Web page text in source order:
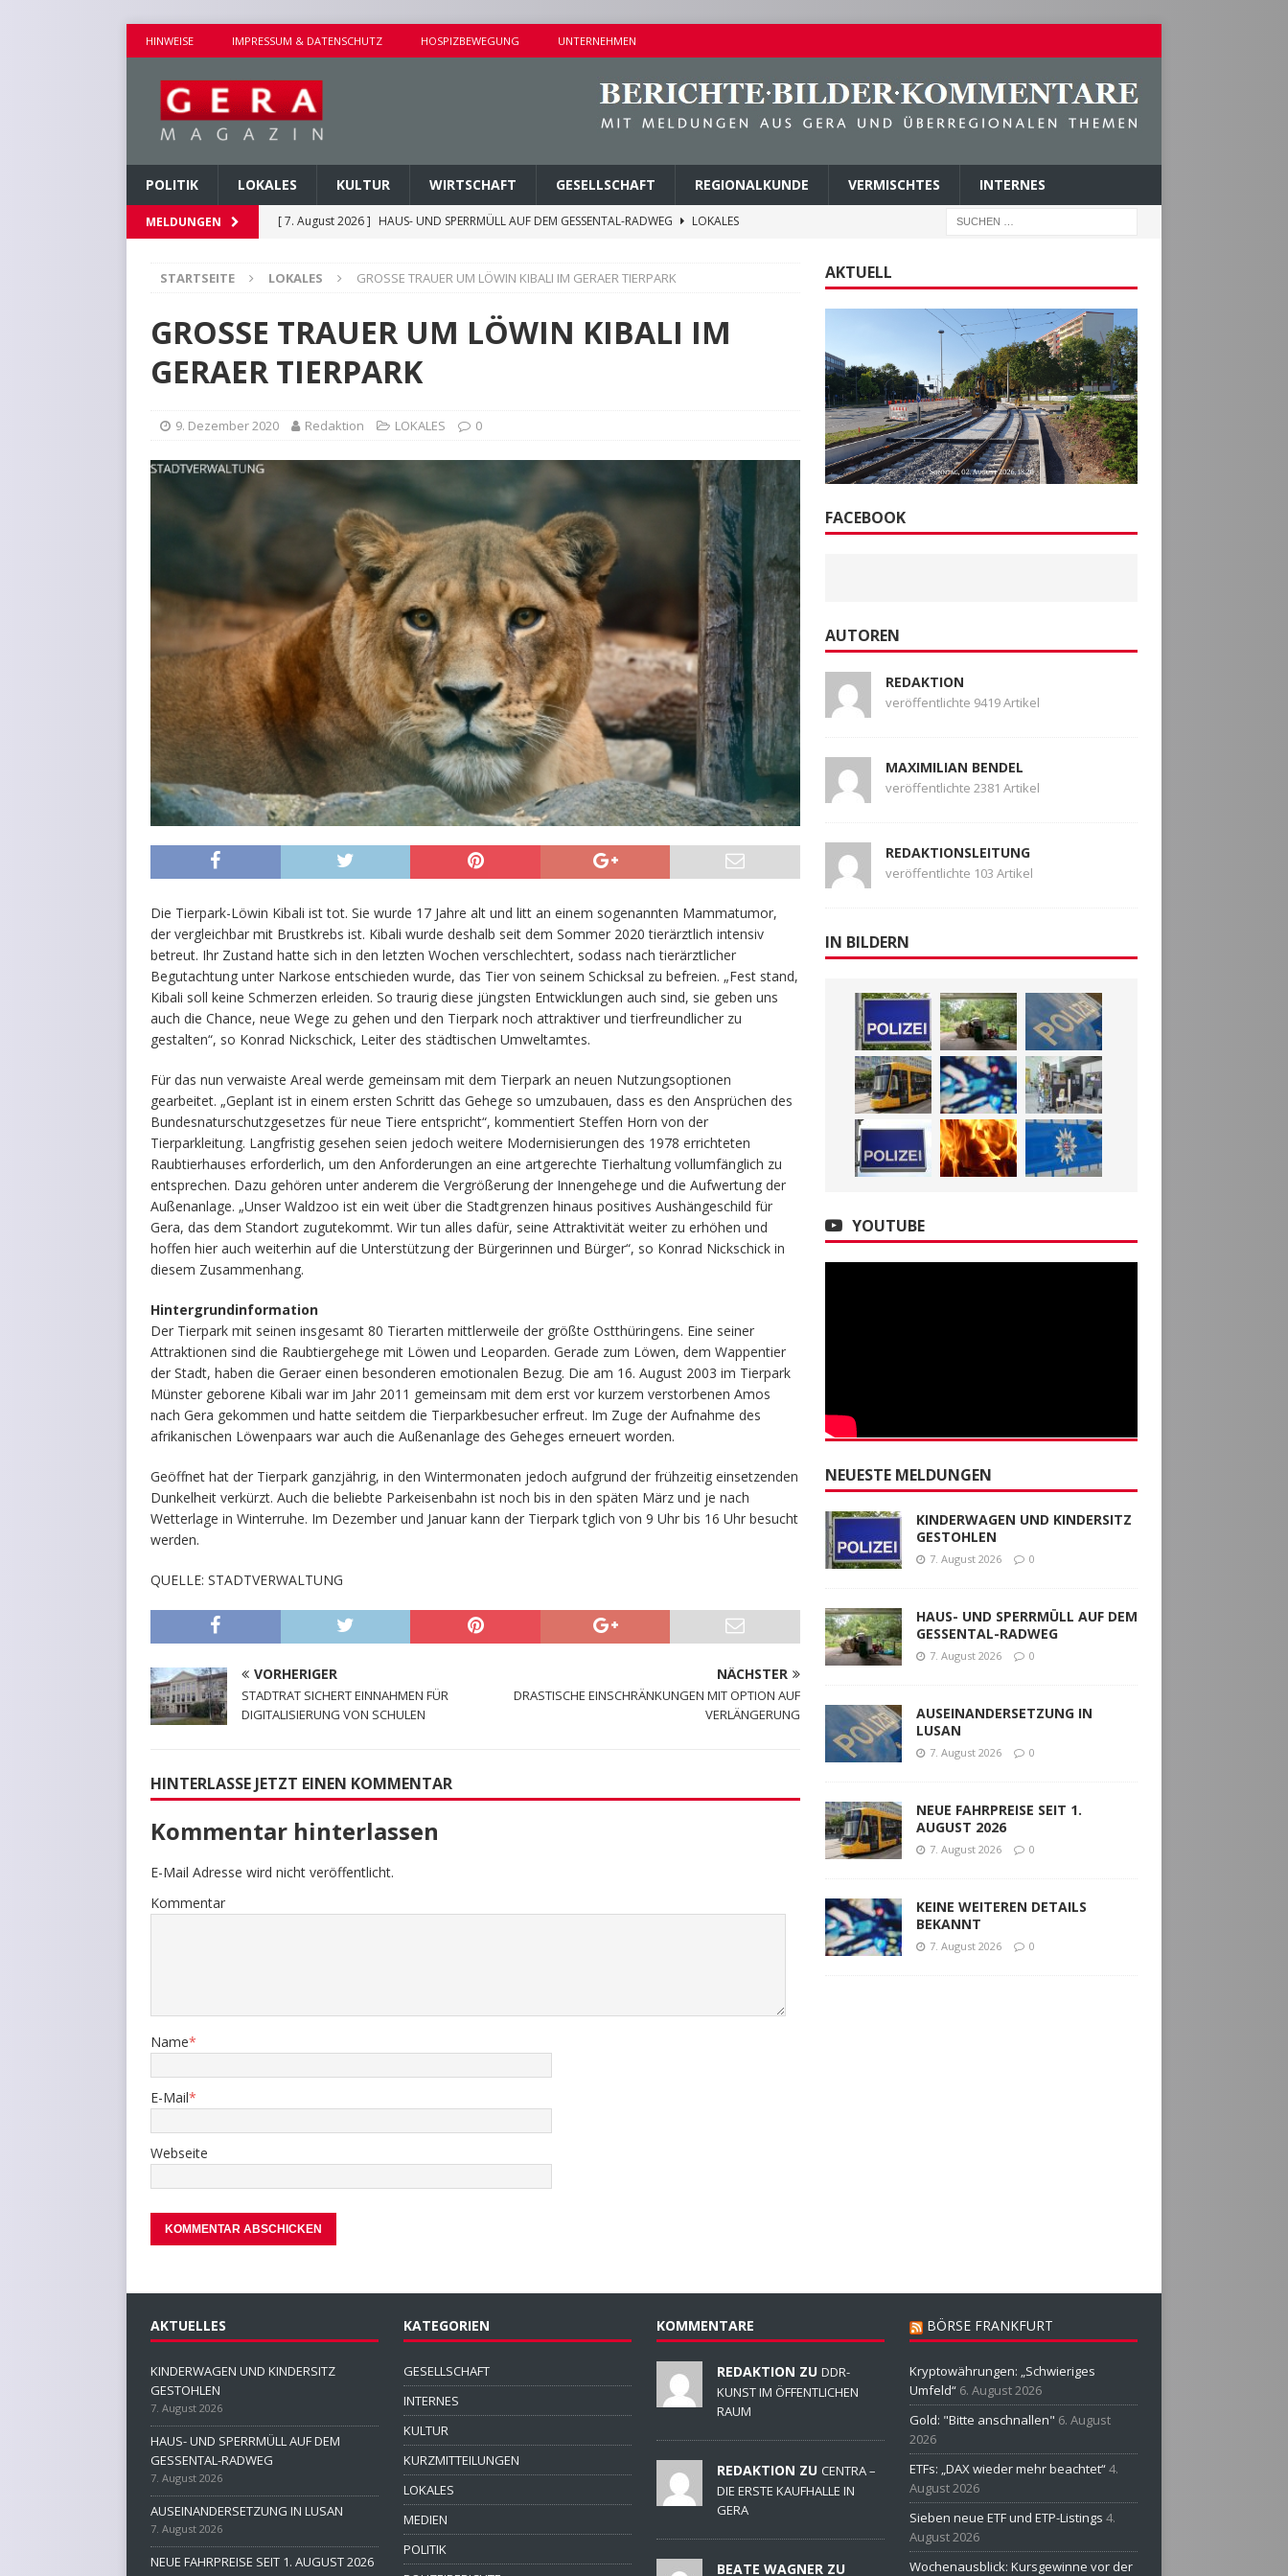
HINWEISE IMPRESSUM & DATENSCHUTZ HOSPIZBEWEGUNG UNTERNEHMEN
POLITIK LOKALES KULTUR WIRTSCHAFT GESELLSCHAFT REGIONALKUNDE VERMISCHTES INTERNES
MELDUNGEN [ 7. August 2026 ] HAUS- UND SPERRMÜLL AUF DEM GESSENTAL-RADWEG
LOKALES
[ 7. August 2026 ] NEUE FAHRPREISE SEIT 1. AUGUST 2026
LOKALES
[ 7. August 2026 ] KEINE WEITEREN DETAILS BEKANNT
VERMISCHTES
STARTSEITE LOKALES GROSSE TRAUER UM LÖWIN KIBALI IM GERAER TIERPARK
GROSSE TRAUER UM LÖWIN KIBALI IM
GERAER TIERPARK
9. Dezember 2020 Redaktion LOKALES 0
Die Tierpark-Löwin Kibali ist tot. Sie wurde 17 Jahre alt und litt an einem sogenannten Mammatumor,
der vergleichbar mit Brustkrebs ist. Kibali wurde deshalb seit dem Sommer 2020 tierärztlich intensiv
betreut. Ihr Zustand hatte sich in den letzten Wochen verschlechtert, sodass nach tierärztlicher
Begutachtung unter Narkose entschieden wurde, das Tier von seinem Schicksal zu befreien. „Fest stand,
Kibali soll keine Schmerzen erleiden. So traurig diese jüngsten Entwicklungen auch sind, sie geben uns
auch die Chance, neue Wege zu gehen und den Tierpark noch attraktiver und tierfreundlicher zu
gestalten“, so Konrad Nickschick, Leiter des städtischen Umweltamtes.
Für das nun verwaiste Areal werde gemeinsam mit dem Tierpark an neuen Nutzungsoptionen
gearbeitet. „Geplant ist in einem ersten Schritt das Gehege so umzubauen, dass es den Ansprüchen des
Bundesnaturschutzgesetzes für neue Tiere entspricht“, kommentiert Steffen Horn von der
Tierparkleitung. Langfristig gesehen seien jedoch weitere Modernisierungen des 1978 errichteten
Raubtierhauses erforderlich, um den Anforderungen an eine artgerechte Tierhaltung vollumfänglich zu
entsprechen. Dazu gehören unter anderem die Vergrößerung der Innengehege und die Aufwertung der
Außenanlage. „Unser Waldzoo ist ein weit über die Stadtgrenzen hinaus positives Aushängeschild für
Gera, das dem Standort zugutekommt. Wir tun alles dafür, seine Attraktivität weiter zu erhöhen und
hoffen hier auch weiterhin auf die Unterstützung der Bürgerinnen und Bürger“, so Konrad Nickschick in
diesem Zusammenhang.
Hintergrundinformation
Der Tierpark mit seinen insgesamt 80 Tierarten mittlerweile der größte Ostthüringens. Eine seiner
Attraktionen sind die Raubtiergehege mit Löwen und Leoparden. Gerade zum Löwen, dem Wappentier
der Stadt, haben die Geraer einen besonderen emotionalen Bezug. Die am 16. August 2003 im Tierpark
Münster geborene Kibali war im Jahr 2011 gemeinsam mit dem erst vor kurzem verstorbenen Amos
nach Gera gekommen und hatte seitdem die Tierparkbesucher erfreut. Im Zuge der Aufnahme des
afrikanischen Löwenpaars war auch die Außenanlage des Geheges erneuert worden.
Geöffnet hat der Tierpark ganzjährig, in den Wintermonaten jedoch aufgrund der frühzeitig einsetzenden
Dunkelheit verkürzt. Auch die beliebte Parkeisenbahn ist noch bis in den späten März und je nach
Wetterlage in Winterruhe. Im Dezember und Januar kann der Tierpark tglich von 9 Uhr bis 16 Uhr besucht
werden.
QUELLE: STADTVERWALTUNG
VORHERIGER
STADTRAT SICHERT EINNAHMEN FÜR
DIGITALISIERUNG VON SCHULEN
NÄCHSTER
DRASTISCHE EINSCHRÄNKUNGEN MIT OPTION AUF
VERLÄNGERUNG
HINTERLASSE JETZT EINEN KOMMENTAR
Kommentar hinterlassen
E-Mail Adresse wird nicht veröffentlicht.
Kommentar
Name*
E-Mail*
Webseite
AKTUELL
FACEBOOK
AUTOREN
REDAKTION
veröffentlichte 9419 Artikel
MAXIMILIAN BENDEL
veröffentlichte 2381 Artikel
REDAKTIONSLEITUNG
veröffentlichte 103 Artikel
IN BILDERN
YOUTUBE
NEUESTE MELDUNGEN
KINDERWAGEN UND KINDERSITZ
GESTOHLEN
7. August 2026 0
HAUS- UND SPERRMÜLL AUF DEM
GESSENTAL-RADWEG
7. August 2026 0
AUSEINANDERSETZUNG IN
LUSAN
7. August 2026 0
NEUE FAHRPREISE SEIT 1.
AUGUST 2026
7. August 2026 0
KEINE WEITEREN DETAILS
BEKANNT
7. August 2026 0
AKTUELLES
KINDERWAGEN UND KINDERSITZ
GESTOHLEN
7. August 2026
HAUS- UND SPERRMÜLL AUF DEM
GESSENTAL-RADWEG
7. August 2026
AUSEINANDERSETZUNG IN LUSAN
7. August 2026
NEUE FAHRPREISE SEIT 1. AUGUST 2026
KATEGORIEN
GESELLSCHAFT
INTERNES
KULTUR
KURZMITTEILUNGEN
LOKALES
MEDIEN
POLITIK
KOMMENTARE
REDAKTION ZU DDR-
KUNST IM ÖFFENTLICHEN
RAUM
REDAKTION ZU CENTRA –
DIE ERSTE KAUFHALLE IN
GERA
BEATE WAGNER ZU
BÖRSE FRANKFURT
Kryptowährungen: „Schwieriges
Umfeld“ 6. August 2026
Gold: "Bitte anschnallen" 6. August
2026
ETFs: „DAX wieder mehr beachtet“4.
August 2026
Sieben neue ETF und ETP-Listings 4.
August 2026
Wochenausblick: Kursgewinne vor der